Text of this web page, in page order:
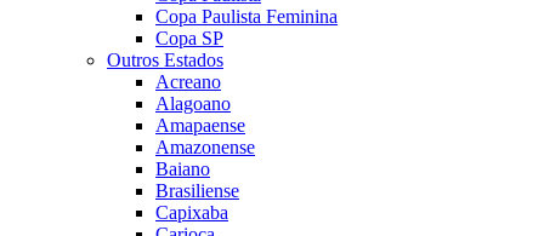
Copa Paulista Feminina
Copa SP
Outros Estados
Acreano
Alagoano
Amapaense
Amazonense
Baiano
Brasiliense
Capixaba